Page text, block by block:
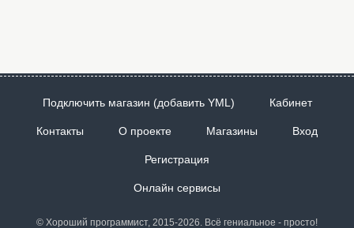
Подключить магазин (добавить YML) Кабинет
Контакты О проекте Магазины Вход
Регистрация
Онлайн сервисы
© Хороший программист, 2015-2026. Всё гениальное - просто!